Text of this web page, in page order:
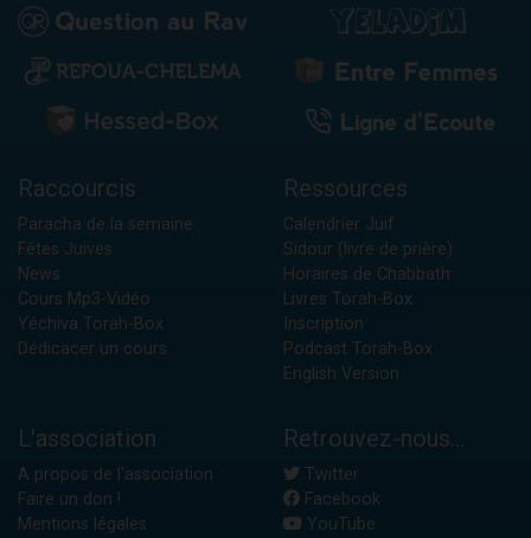
Raccourcis
Paracha de la semaine
Fêtes Juives
News
Cours Mp3-Vidéo
Yéchiva Torah-Box
Dédicacer un cours
Ressources
Calendrier Juif
Sidour (livre de prière)
Horaires de Chabbath
Livres Torah-Box
Inscription
Podcast Torah-Box
English Version
L'association
A propos de l'association
Faire un don !
Mentions légales
Retrouvez-nous...
Twitter
Facebook
YouTube